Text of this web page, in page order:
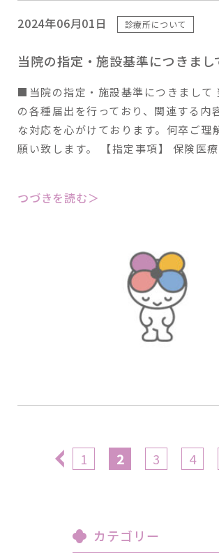
2024年06月01日 診療所について
当院の指定・施設基準につきまし
■当院の指定・施設基準につきまして
の各種届出を行っており、関連する内
な対応を心がけております。何卒ご理
願い致します。 【指定事項】 保険医
つづきを読む＞
« 1 2 3 4
カテゴリー